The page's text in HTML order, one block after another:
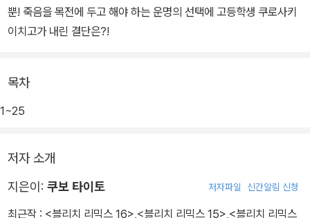
뿐! 죽음을 목전에 두고 해야 하는 운명의 선택에 고등학생 쿠로사키
이치고가 내린 결단은?!
목차
1~25
저자 소개
지은이: 쿠보 타이토 저자파일 신간알림 신청
최근작 : <블리치 리믹스 16> <블리치 리믹스 15> <블리치 리믹스